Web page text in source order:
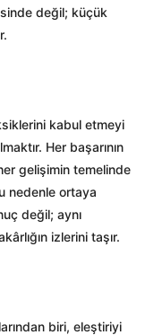
değil; küçük
kabul etmeyi
Her başarının
gelişimin temelinde
nedenle ortaya
değil; aynı
izlerini taşır.
biri, eleştiriyi